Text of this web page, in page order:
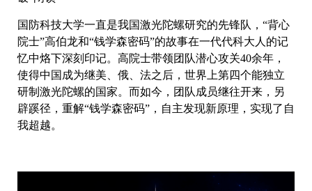
国防科技大学一直是我国激光陀螺研究的先锋队，“背心
院士”高伯龙和“钱学森密码”的故事在一代代科大人的记
忆中烙下深刻印记。高院士带领团队潜心攻关40余年，
使得中国成为继美、俄、法之后，世界上第四个能独立
研制激光陀螺的国家。而如今，团队成员继往开来，另
辟蹊径，重解“钱学森密码”，自主发现新原理，实现了自
我超越。